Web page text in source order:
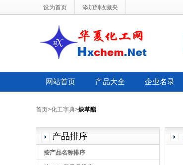
设为首页 添加到收藏夹
网站首页 产品大全 企业名录
首页>化工字典>炔草酯
产品排序
按产品名称排序